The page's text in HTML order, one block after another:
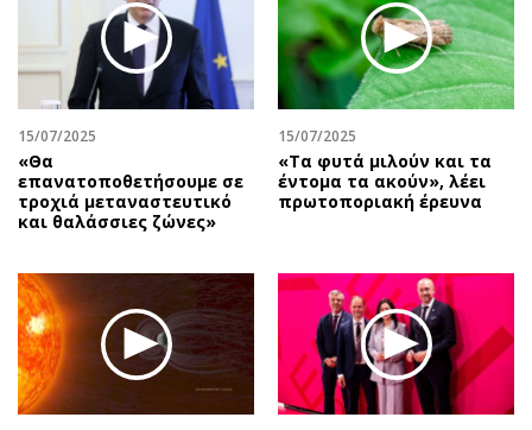
Περιβάλλον
Ελλάδα
Κόσμος
Παράξενα
Πολιτισμός
Σινεμά
Θέατρο-Χορός
Εικαστικά
Βιβλίο
Χειρόγραφα
Ταξίδια
Συνταγές
Έξοδος
Media
Εκπομπές
Wine routes
Podcasts
Προσφορές
Προσωπικότητες στην ''Κ''
Επιστολές
15/07/2025
«Θα
επανατοποθετήσουμε σε
τροχιά μεταναστευτικό
και θαλάσσιες ζώνες»
15/07/2025
«Tα φυτά μιλούν και τα
έντομα τα ακούν», λέει
πρωτοποριακή έρευνα